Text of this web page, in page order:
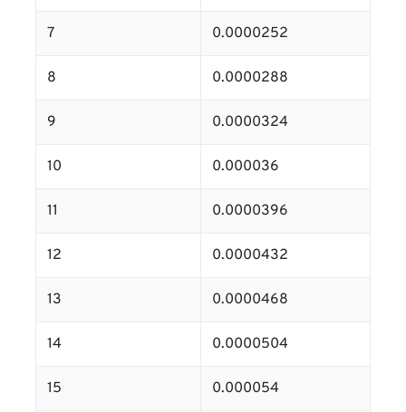
7 0.0000252
8 0.0000288
9 0.0000324
10 0.000036
11 0.0000396
12 0.0000432
13 0.0000468
14 0.0000504
15 0.000054